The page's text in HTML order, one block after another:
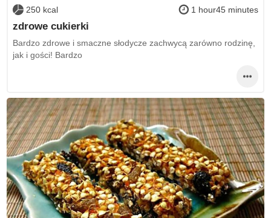
250 kcal 1 hour45 minutes
zdrowe cukierki
Bardzo zdrowe i smaczne słodycze zachwycą zarówno rodzinę,
jak i gości! Bardzo